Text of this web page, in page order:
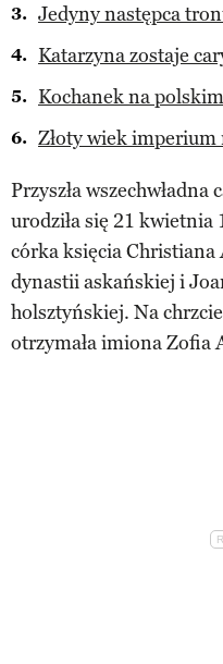
Jedyny następca
Katarzyna zostaje
Kochanek na
Złoty wiek imperium
Przyszła wszechwładna
urodziła się 21 kwietnia
córka księcia
dynastii askańskiej i
holsztyńskiej. Na
otrzymała imiona Zofia